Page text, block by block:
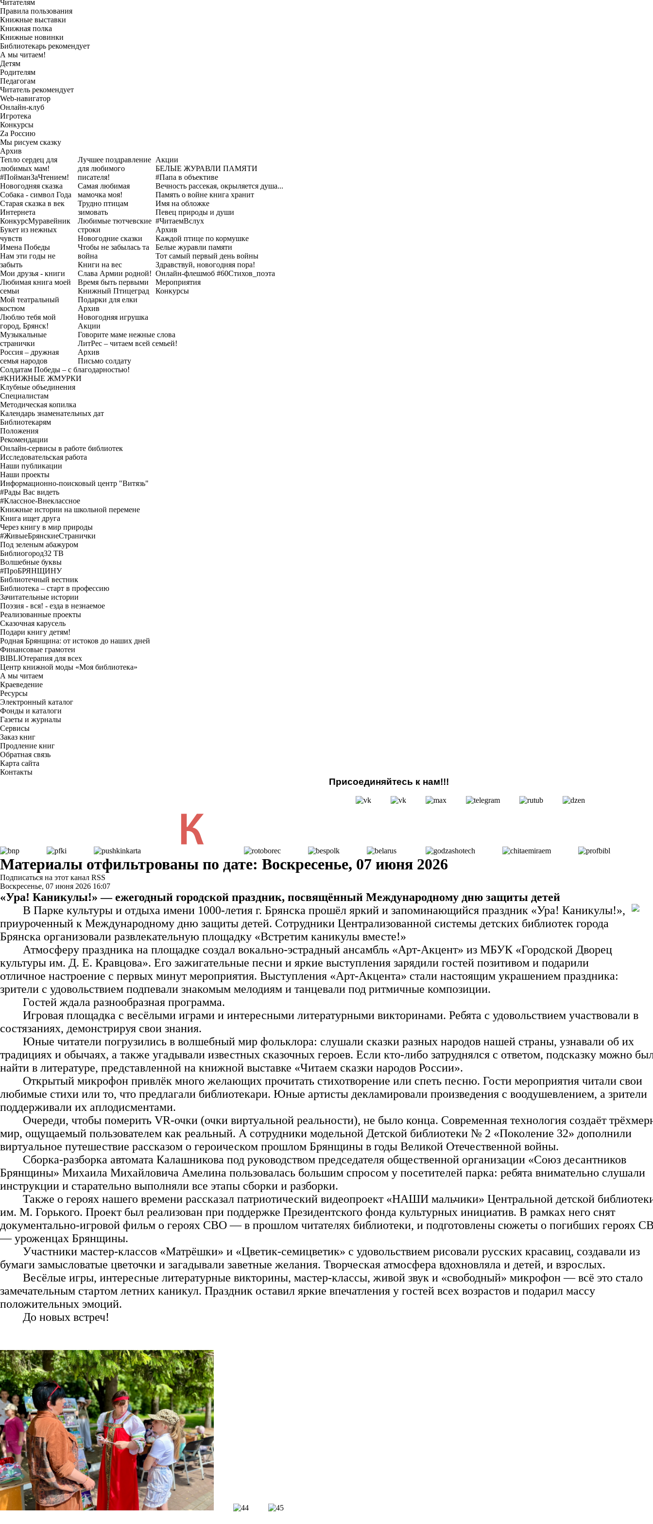
Читателям
Правила пользования
Книжные выставки
Книжная полка
Книжные новинки
Библиотекарь рекомендует
А мы читаем!
Детям
Родителям
Педагогам
Читатель рекомендует
Web-навигатор
Онлайн-клуб
Игротека
Конкурсы
Zа Россию
Мы рисуем сказку
Архив
Тепло сердец для
любимых мам!
#ПойманЗаЧтением!
Новогодняя сказка
Собака - символ Года
Старая сказка в век
Интернета
КонкурсМуравейник
Букет из нежных
чувств
Имена Победы
Нам эти годы не
забыть
Мои друзья - книги
Любимая книга моей
семьи
Мой театральный
костюм
Люблю тебя мой
город, Брянск!
Музыкальные
странички
Россия – дружная
семья народов
Лучшее поздравление
для любимого
писателя!
Самая любимая
мамочка моя!
Трудно птицам
зимовать
Любимые тютчевские
строки
Новогодние сказки
Чтобы не забылась та
война
Книги на вес
Слава Армии родной!
Время быть первыми
Книжный Птицеград
Акции
БЕЛЫЕ ЖУРАВЛИ ПАМЯТИ
#Папа в объективе
Вечность рассекая, окрыляется душа...
Память о войне книга хранит
Имя на обложке
Певец природы и души
#ЧитаемВслух
Архив
Каждой птице по кормушке
Белые журавли памяти
Тот самый первый день войны
Здравствуй, новогодняя пора!
Онлайн-флешмоб #60Стихов_поэта
Мероприятия
Конкурсы
Подарки для елки
Архив
Новогодняя игрушка
Акции
Говорите маме нежные слова
ЛитРес – читаем всей семьей!
Архив
Письмо солдату
Солдатам Победы – с благодарностью!
#КНИЖНЫЕ ЖМУРКИ
Клубные объединения
Специалистам
Методическая копилка
Календарь знаменательных дат
Библиотекарям
Положения
Рекомендации
Онлайн-сервисы в работе библиотек
Исследовательская работа
Наши публикации
Наши проекты
Информационно-поисковый центр "Витязь"
#Рады Вас видеть
#Классное-Внеклассное
Книжные истории на школьной перемене
Книга ищет друга
Через книгу в мир природы
#ЖивыеБрянскиеСтранички
Под зеленым абажуром
Библиогород32 ТВ
Волшебные буквы
#ПроБРЯНЩИНУ
Библиотечный вестник
Библиотека – старт в профессию
Зачитательные истории
Поэзия - вся! - езда в незнаемое
Реализованные проекты
Сказочная карусель
Подари книгу детям!
Родная Брянщина: от истоков до наших дней
Финансовые грамотеи
BIBLIOтерапия для всех
Центр книжной моды «Моя библиотека»
А мы читаем
Краеведение
Ресурсы
Электронный каталог
Фонды и каталоги
Газеты и журналы
Сервисы
Заказ книг
Продление книг
Обратная связь
Карта сайта
Контакты
Присоединяйтесь к нам!!!
Материалы отфильтрованы по дате: Воскресенье, 07 июня 2026
Подписаться на этот канал RSS
Воскресенье, 07 июня 2026 16:07
«Ура! Каникулы!» — ежегодный городской праздник, посвящённый Международному дню защиты детей
В Парке культуры и отдыха имени 1000‑летия г. Брянска прошёл яркий и запоминающийся праздник «Ура! Каникулы!»,
приуроченный к Международному дню защиты детей. Сотрудники Централизованной системы детских библиотек города
Брянска организовали развлекательную площадку «Встретим каникулы вместе!»
Атмосферу праздника на площадке создал вокально‑эстрадный ансамбль «Арт‑Акцент» из МБУК «Городской Дворец
культуры им. Д. Е. Кравцова». Его зажигательные песни и яркие выступления зарядили гостей позитивом и подарили
отличное настроение с первых минут мероприятия. Выступления «Арт‑Акцента» стали настоящим украшением праздника:
зрители с удовольствием подпевали знакомым мелодиям и танцевали под ритмичные композиции.
Гостей ждала разнообразная программа.
Игровая площадка с весёлыми играми и интересными литературными викторинами. Ребята с удовольствием участвовали в
состязаниях, демонстрируя свои знания.
Юные читатели погрузились в волшебный мир фольклора: слушали сказки разных народов нашей страны, узнавали об их
традициях и обычаях, а также угадывали известных сказочных героев. Если кто‑либо затруднялся с ответом, подсказку можно
найти в литературе, представленной на книжной выставке «Читаем сказки народов России».
Открытый микрофон привлёк много желающих прочитать стихотворение или спеть песню. Гости мероприятия читали свои
любимые стихи или то, что предлагали библиотекари. Юные артисты декламировали произведения с воодушевлением, а зрители
поддерживали их аплодисментами.
Очереди, чтобы померить VR-очки (очки виртуальной реальности), не было конца. Современная технология создаёт
мир, ощущаемый пользователем как реальный. А сотрудники модельной Детской библиотеки № 2 «Поколение 32» дополнили
виртуальное путешествие рассказом о героическом прошлом Брянщины в годы Великой Отечественной войны.
Сборка‑разборка автомата Калашникова под руководством председателя общественной организации «Союз десантников
Брянщины» Михаила Михайловича Амелина пользовалась большим спросом у посетителей парка: ребята внимательно слушали
инструкции и старательно выполняли все этапы сборки и разборки.
Также о героях нашего времени рассказал патриотический видеопроект «НАШИ мальчики» Центральной детской
им. М. Горького. Проект был реализован при поддержке Президентского фонда культурных инициатив. В рамках него снят
документально-игровой фильм о героях СВО — в прошлом читателях библиотеки, и подготовлены сюжеты о погибших героях
— уроженцах Брянщины.
Участники мастер‑классов «Матрёшки» и «Цветик‑семицветик» с удовольствием рисовали русских красавиц, создавали из
бумаги замысловатые цветочки и загадывали заветные желания. Творческая атмосфера вдохновляла и детей, и взрослых.
Весёлые игры, интересные литературные викторины, мастер‑классы, живой звук и «свободный» микрофон — всё это стало
замечательным стартом летних каникул. Праздник оставил яркие впечатления у гостей всех возрастов и подарил массу
положительных эмоций.
До новых встреч!